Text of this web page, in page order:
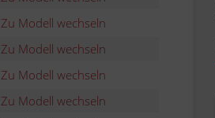
Zu Modell wechseln
Zu Modell wechseln
Zu Modell wechseln
Zu Modell wechseln